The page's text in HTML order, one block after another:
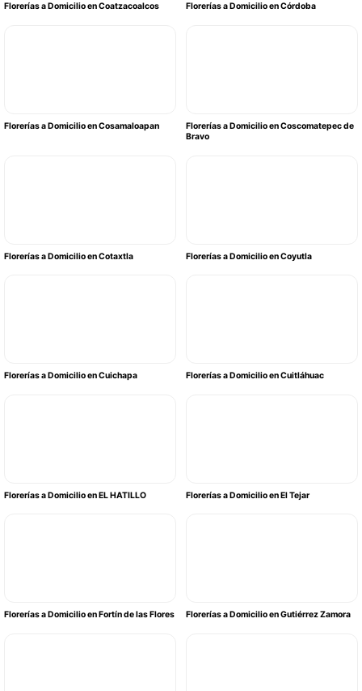
Florerías a Domicilio en Coatzacoalcos Florerías a Domicilio en Córdoba
Florerías a Domicilio en Cosamaloapan
Florerías a Domicilio en Coscomatepec de
Bravo
Florerías a Domicilio en Cotaxtla Florerías a Domicilio en Coyutla
Florerías a Domicilio en Cuichapa Florerías a Domicilio en Cuitláhuac
Florerías a Domicilio en EL HATILLO Florerías a Domicilio en El Tejar
Florerías a Domicilio en Fortín de las Flores Florerías a Domicilio en Gutiérrez Zamora